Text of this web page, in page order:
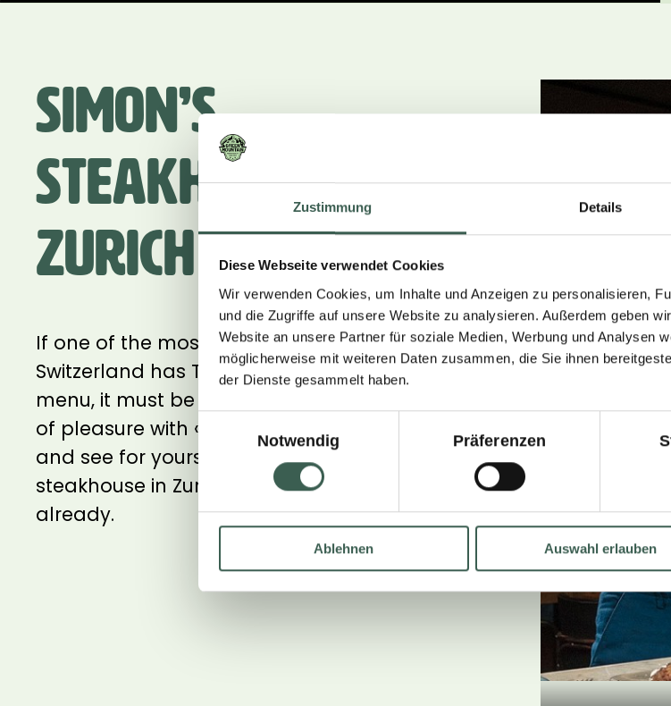
Zustimmung Details
Diese Webseite verwendet Cookies
Wir verwenden Cookies, um Inhalte und Anzeigen zu personalisieren,
und die Zugriffe auf unsere Website zu analysieren. Außerdem geben
Website an unsere Partner für soziale Medien, Werbung und Analysen
möglicherweise mit weiteren Daten zusammen, die Sie ihnen
der Dienste gesammelt haben.
Notwendig Präferenzen
Ablehnen Auswahl erlauben
Simon’s
Steakhouse,
Zurich
If one of the most legendary steakhouses in
Switzerland has THE real steak alternative on its
menu, it must be good! Experience the pinnacle
of pleasure with «The Green Mountain»-steak
and see for yourself – Simon from the
steakhouse in Zurich’s Niederdorf does so
already.